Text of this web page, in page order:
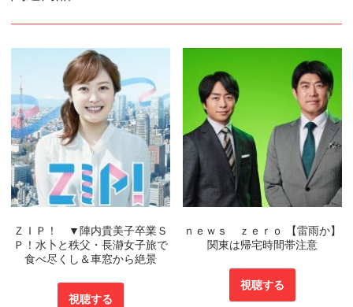
ＺＩＰ！ ▼陣内貴美子卒業Ｓ
Ｐ！水卜と秩父・長瀞女子旅で
食べ尽くし＆車窓から絶景
視聴する
ｎｅｗｓ ｚｅｒｏ 【雷雨か】
関東は帰宅時間帯注意
視聴する